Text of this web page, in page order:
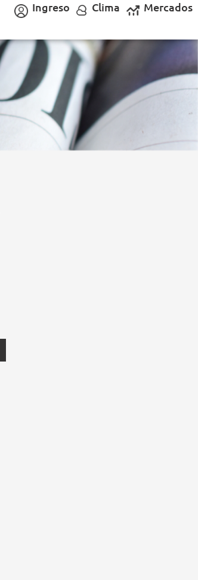
Ingreso Clima Mercados